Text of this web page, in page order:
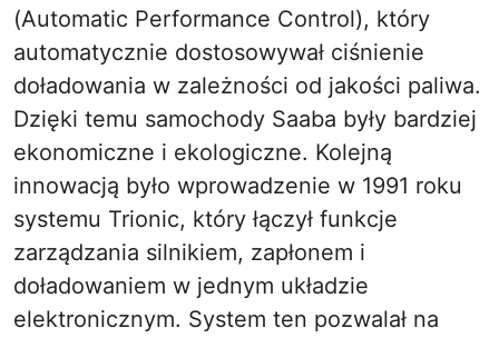
(Automatic Performance Control), który
automatycznie dostosowywał ciśnienie
doładowania w zależności od jakości paliwa.
Dzięki temu samochody Saaba były bardziej
ekonomiczne i ekologiczne. Kolejną
innowacją było wprowadzenie w 1991 roku
systemu Trionic, który łączył funkcje
zarządzania silnikiem, zapłonem i
doładowaniem w jednym układzie
elektronicznym. System ten pozwalał na